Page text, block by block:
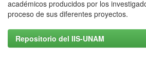
académicos producidos por los
proceso de sus diferentes proyectos.
Repositorio del IIS-UNAM